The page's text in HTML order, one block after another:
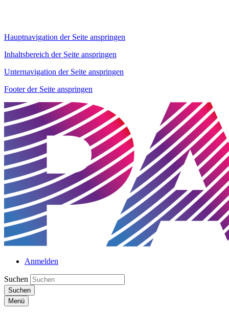
Hauptnavigation der Seite anspringen
Inhaltsbereich der Seite anspringen
Unternavigation der Seite anspringen
Footer der Seite anspringen
Anmelden
Suchen
Suchen
Menü